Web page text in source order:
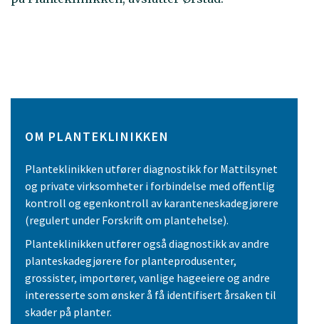
OM PLANTEKLINIKKEN
Planteklinikken utfører diagnostikk for Mattilsynet
og private virksomheter i forbindelse med offentlig
kontroll og egenkontroll av karanteneskadegjørere
(regulert under Forskrift om plantehelse).
Planteklinikken utfører også diagnostikk av andre
planteskadegjørere for planteprodusenter,
grossister, importører, vanlige hageeiere og andre
interesserte som ønsker å få identifisert årsaken til
skader på planter.